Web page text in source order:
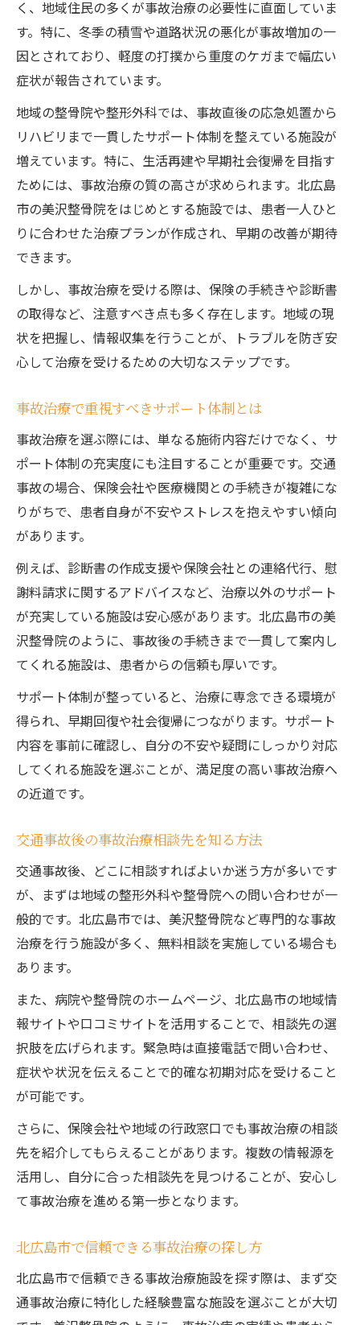
症状に合わせた事故治療で回復を目指すには
事故治療は症状別に最適な方法を選ぼう
交通事故後の後遺症を防ぐ事故治療のコツ
事故治療で重視すべきリハビリの重要性
症状変化に応じた事故治療の進め方を解説
事故治療と日常生活で気を付けるポイント
リアルタイム事故情報確認が安全の第一歩
事故治療の前に事故情報収集が重要な理由
北広島市で事故情報をリアルタイム把握す
事故治療選択前に知っておきたい安全対策
事故治療後の再発防止に役立つ情報収集法
交通事故多発エリアの事故治療施設を知る
く、地域住民の多くが事故治療の必要性に直面していま
す。特に、冬季の積雪や道路状況の悪化が事故増加の一
因とされており、軽度の打撲から重度のケガまで幅広い
症状が報告されています。
地域の整骨院や整形外科では、事故直後の応急処置から
リハビリまで一貫したサポート体制を整えている施設が
増えています。特に、生活再建や早期社会復帰を目指す
ためには、事故治療の質の高さが求められます。北広島
市の美沢整骨院をはじめとする施設では、患者一人ひと
りに合わせた治療プランが作成され、早期の改善が期待
できます。
しかし、事故治療を受ける際は、保険の手続きや診断書
の取得など、注意すべき点も多く存在します。地域の現
状を把握し、情報収集を行うことが、トラブルを防ぎ安
心して治療を受けるための大切なステップです。
事故治療で重視すべきサポート体制とは
事故治療を選ぶ際には、単なる施術内容だけでなく、サ
ポート体制の充実度にも注目することが重要です。交通
事故の場合、保険会社や医療機関との手続きが複雑にな
りがちで、患者自身が不安やストレスを抱えやすい傾向
があります。
例えば、診断書の作成支援や保険会社との連絡代行、慰
謝料請求に関するアドバイスなど、治療以外のサポート
が充実している施設は安心感があります。北広島市の美
沢整骨院のように、事故後の手続きまで一貫して案内し
てくれる施設は、患者からの信頼も厚いです。
サポート体制が整っていると、治療に専念できる環境が
得られ、早期回復や社会復帰につながります。サポート
内容を事前に確認し、自分の不安や疑問にしっかり対応
してくれる施設を選ぶことが、満足度の高い事故治療へ
の近道です。
交通事故後の事故治療相談先を知る方法
交通事故後、どこに相談すればよいか迷う方が多いです
が、まずは地域の整形外科や整骨院への問い合わせが一
般的です。北広島市では、美沢整骨院など専門的な事故
治療を行う施設が多く、無料相談を実施している場合も
あります。
また、病院や整骨院のホームページ、北広島市の地域情
報サイトや口コミサイトを活用することで、相談先の選
択肢を広げられます。緊急時は直接電話で問い合わせ、
症状や状況を伝えることで的確な初期対応を受けること
が可能です。
さらに、保険会社や地域の行政窓口でも事故治療の相談
先を紹介してもらえることがあります。複数の情報源を
活用し、自分に合った相談先を見つけることが、安心し
て事故治療を進める第一歩となります。
北広島市で信頼できる事故治療の探し方
北広島市で信頼できる事故治療施設を探す際は、まず交
通事故治療に特化した経験豊富な施設を選ぶことが大切